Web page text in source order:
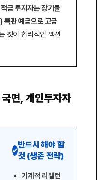
금 투자자는 장기물
판 예금으로 고금
것이 합리적인 액션
면, 개인투자자
✓
반드시 해야 할
것 (생존 전략)
기계적 리밸런